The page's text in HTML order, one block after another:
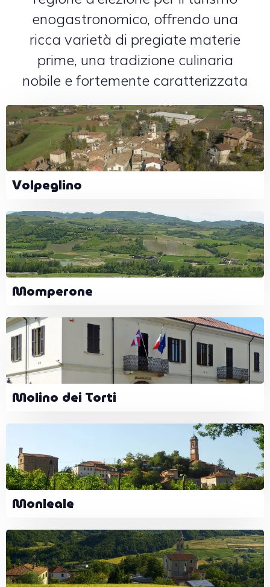
enogastronomico, offrendo una
ricca varietà di pregiate materie
prime, una tradizione culinaria
nobile e fortemente caratterizzata
Volpeglino
Momperone
Molino dei Torti
Monleale